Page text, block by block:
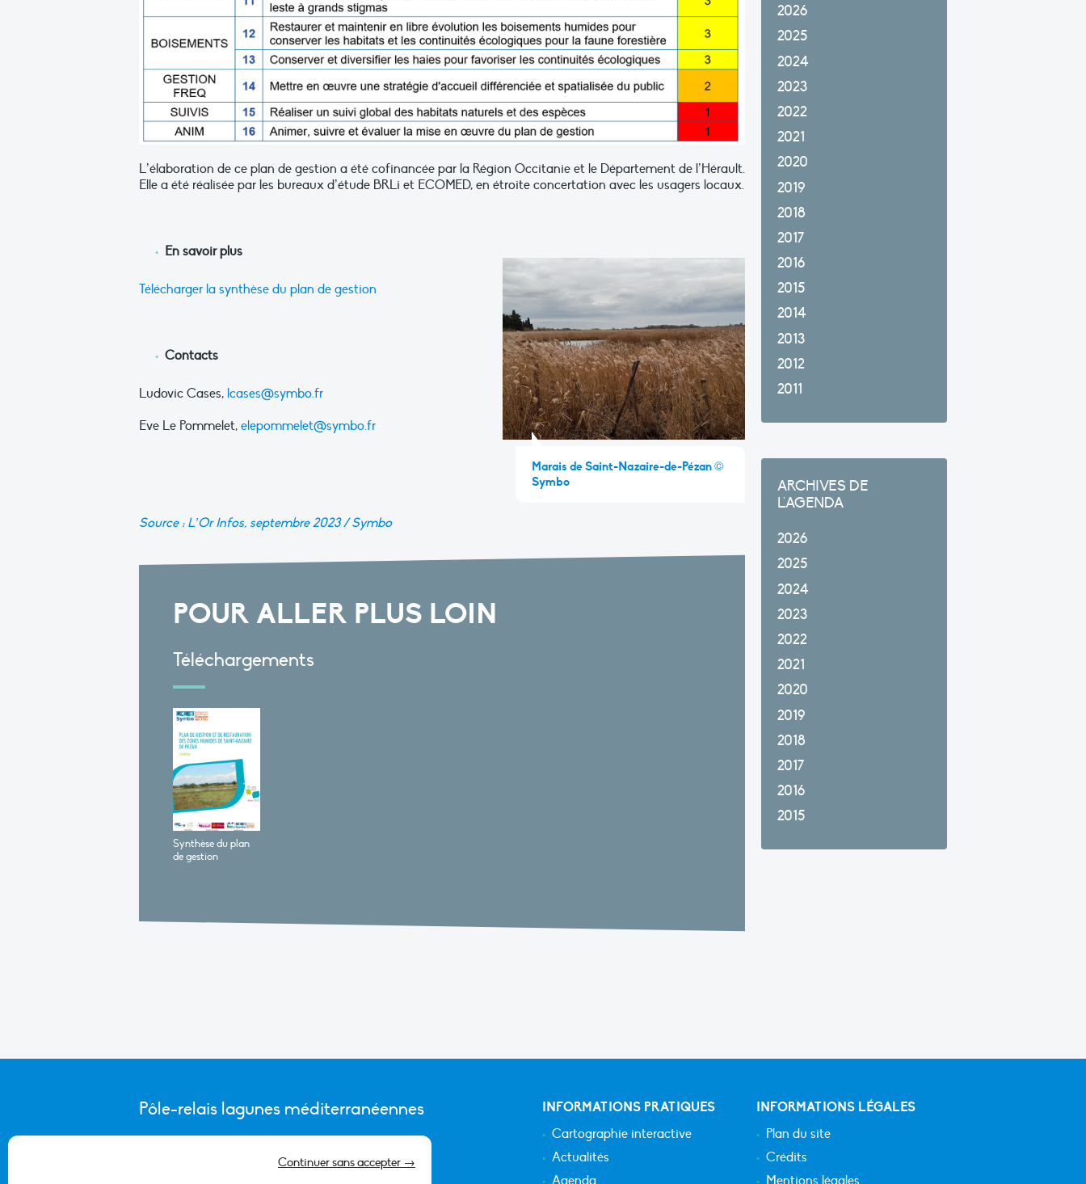
Continuer sans accepter →
L’élaboration de ce plan de gestion a été cofinancée par la Région Occitanie et le Département de l’Hérault.
Elle a été réalisée par les bureaux d’étude BRLi et ECOMED, en étroite concertation avec les usagers locaux.
Marais de Saint-Nazaire-de-Pézan ©
Symbo
En savoir plus
Télécharger la synthèse du plan de gestion
Contacts
Ludovic Cases, lcases@symbo.fr
Eve Le Pommelet, elepommelet@symbo.fr
Source : L’Or Infos, septembre 2023 / Symbo
POUR ALLER PLUS LOIN
Téléchargements
Synthèse du plan
de gestion
2026
2025
2024
2023
2022
2021
2020
2019
2018
2017
2016
2015
2014
2013
2012
2011
ARCHIVES DE
L'AGENDA
2026
2025
2024
2023
2022
2021
2020
2019
2018
2017
2016
2015
Pôle-relais lagunes méditerranéennes
CONTACTER L’ÉQUIPE DU PÔLE
INFORMATIONS PRATIQUES
Cartographie interactive
Actualités
INFORMATIONS LÉGALES
Plan du site
Crédits